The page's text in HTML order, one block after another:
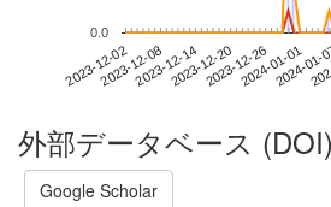
2023-12-022023-12-082023-12-142023-12-202023-12-262024-01-01
2024-
0.0
外部データベース (DOI)
Google Scholar